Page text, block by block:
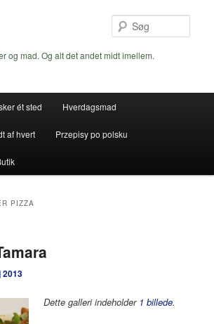
og mad. Og alt det andet midt imellem.
ét sted Hverdagsmad
af hvert Przepisy po polsku
PIZZA
2013
Dette galleri indeholder 1 billede.